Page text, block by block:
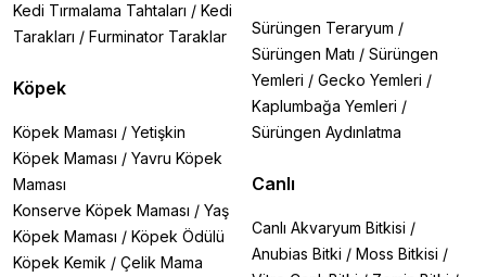
Kedi Tırmalama Tahtaları / Kedi
Tarakları / Furminator Taraklar
Köpek
Köpek Maması / Yetişkin
Köpek Maması / Yavru Köpek
Maması
Konserve Köpek Maması / Yaş
Köpek Maması / Köpek Ödülü
Köpek Kemik / Çelik Mama
Sürüngen Teraryum /
Sürüngen Matı / Sürüngen
Yemleri / Gecko Yemleri /
Kaplumbağa Yemleri /
Sürüngen Aydınlatma
Canlı
Canlı Akvaryum Bitkisi /
Anubias Bitki / Moss Bitkisi /